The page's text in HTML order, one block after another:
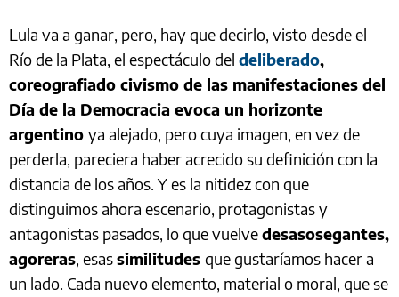
Lula va a ganar, pero, hay que decirlo, visto desde el
Río de la Plata, el espectáculo del deliberado,
coreografiado civismo de las manifestaciones del
Día de la Democracia evoca un horizonte
argentino ya alejado, pero cuya imagen, en vez de
perderla, pareciera haber acrecido su definición con la
distancia de los años. Y es la nitidez con que
distinguimos ahora escenario, protagonistas y
antagonistas pasados, lo que vuelvedesasosegantes,
agoreras, esassimilitudes que gustaríamos hacer a
un lado. Cada nuevo elemento, material o moral, que se